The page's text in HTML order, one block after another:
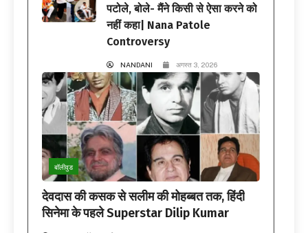
पटोले, बोले- मैंने किसी से ऐसा करने को
नहीं कहा| Nana Patole
Controversy
NANDANI अगस्त 3, 2026
बॉलीवुड
देवदास की कसक से सलीम की मोहब्बत तक, हिंदी
सिनेमा के पहले Superstar Dilip Kumar